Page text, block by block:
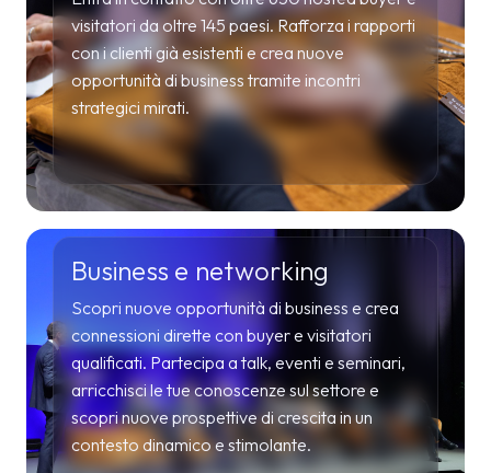
visitatori da oltre 145 paesi. Rafforza i rapporti
con i clienti già esistenti e crea nuove
opportunità di business tramite incontri
strategici mirati.
Business e networking
Scopri nuove opportunità di business e crea
connessioni dirette con buyer e visitatori
qualificati. Partecipa a talk, eventi e seminari,
arricchisci le tue conoscenze sul settore e
scopri nuove prospettive di crescita in un
contesto dinamico e stimolante.